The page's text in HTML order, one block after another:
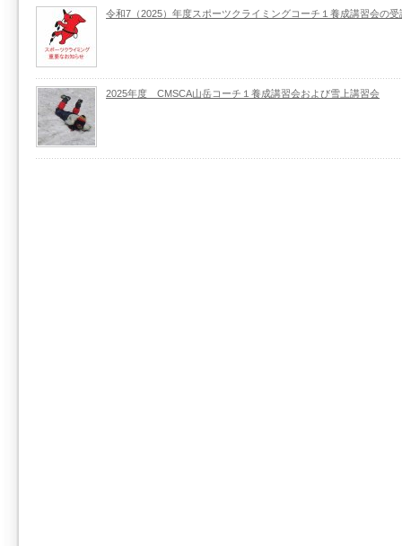
令和7（2025）年度スポーツクライミングコーチ１養成講習会の
2025年度 CMSCA山岳コーチ１養成講習会および雪上講習会